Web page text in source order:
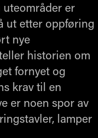
uteområder er
ut etter oppføring
nye
historien om
fornyet og
krav til en
er noen spor av
lamper